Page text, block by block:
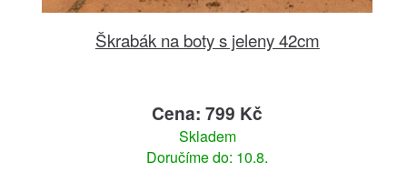
Škrabák na boty s jeleny 42cm
Cena: 799 Kč
Skladem
Doručíme do: 10.8.